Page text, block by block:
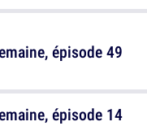
épisode 49
épisode 14